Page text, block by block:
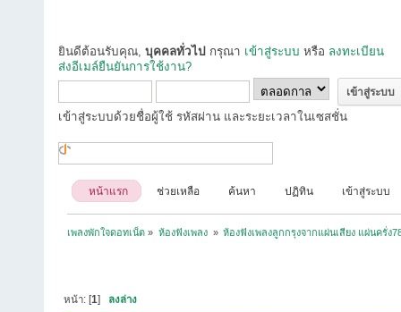
ยินดีต้อนรับคุณ, บุคคลทั่วไป กรุณา เข้าสู่ระบบ หรือ ลงทะเบียน
ส่งอีเมล์ยืนยันการใช้งาน?
เข้าสู่ระบบด้วยชื่อผู้ใช้ รหัสผ่าน และระยะเวลาในเซสชั่น
หน้าแรก ช่วยเหลือ ค้นหา ปฏิทิน เข้าสู่ระบบ
เพลงพักใจดอทเน็ต » ห้องฟังเพลง » ห้องฟังเพลงลูกกรุงจากแผ่นเสียง แผ่นครั่ง
หน้า: [1] ลงล่าง